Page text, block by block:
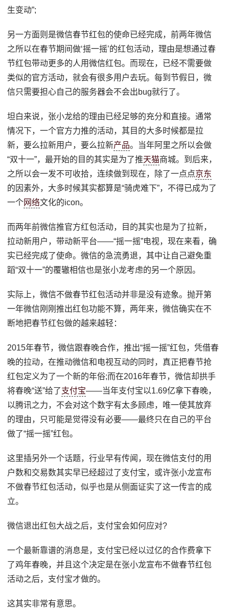
生变动”;
另一方面则是微信春节红包的使命已经完成，前两年微信
之所以在春节期间做‘摇一摇’的红包活动，理由是想通过春
节红包带动更多的人用微信红包。而现在，已经不需要做
类似的官方活动，就会有很多用户去玩。每到节假日，微
信只需要担心自己的服务器会不会出bug就行了。
坦白来说，张小龙给的理由已经足够的充分和直接。通常
情况下，一个官方力推的活动，其目的大多时候都是拉
新，要么拉新用户，要么拉新产品。当年阿里之所以会做
“双十一”，最开始的目的其实是为了推天猫商城。到后来，
之所以会一发不可收拾，连续做到现在，除了一点点京东
的因素外，大多时候其实都算是“骑虎难下”，不得已成为了
一个网络文化的icon。
而两年前微信推官方红包活动，目的其实也是为了拉新，
拉动新用户，带动新平台——“摇一摇”电视，现在来看，确
实已经完成了使命。微信的急流勇退，其中让自己避免重
蹈“双十一”的覆辙相信也是张小龙考虑的另一个原因。
实际上，微信不做春节红包活动并非是没有迹象。抛开第
一年微信刚刚推出红包功能不算，两年来，微信确实在不
断地把春节红包做的越来越轻：
2015年春节，微信跟春晚合作，推出“摇一摇”红包，凭借春
晚的拉动，在推动微信和电视互动的同时，真正把春节抢
红包定义为了一个新的年俗;而在2016年春节，微信却拱手
将春晚“送”给了支付宝——当年支付宝以1.69亿拿下春晚，
以腾讯之力，不会对这个数字有太多顾虑，唯一使其放弃
的理由，只可能是觉得没有必要——最终只在自己的平台
做了“摇一摇”红包。
这里插另外一个话题，行业早有传闻，现在微信支付的用
户数和交易数其实早已经超过了支付宝，或许张小龙宣布
不做春节红包活动，似乎也是从侧面证实了这一传言的成
立。
微信退出红包大战之后，支付宝会如何应对?
一个最新靠谱的消息是，支付宝已经以过亿的合作费拿下
了鸡年春晚，并且这个决定是在张小龙宣布不做春节红包
活动之后，支付宝才做的。
这其实非常有意思。